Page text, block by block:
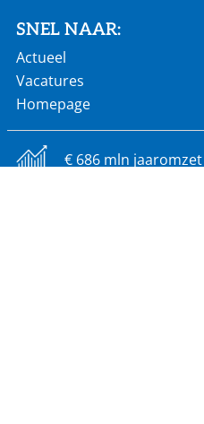
SNEL NAAR:
Actueel
Vacatures
Homepage
€ 686 mln jaaromzet